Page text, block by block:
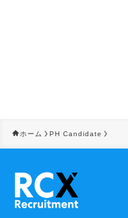
ホーム PH Candidate